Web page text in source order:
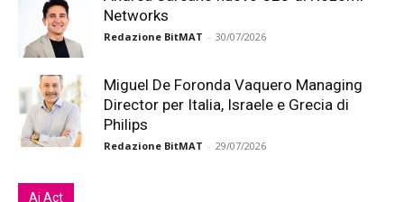
Networks
Redazione BitMAT - 30/07/2026
Miguel De Foronda Vaquero Managing
Director per Italia, Israele e Grecia di
Philips
Redazione BitMAT - 29/07/2026
Ai Act